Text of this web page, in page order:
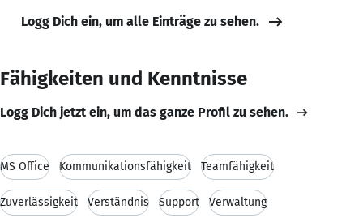
Logg Dich ein, um alle Einträge zu sehen.
Fähigkeiten und Kenntnisse
Logg Dich jetzt ein, um das ganze Profil zu sehen.
MS Office Kommunikationsfähigkeit Teamfähigkeit
Zuverlässigkeit Verständnis Support Verwaltung